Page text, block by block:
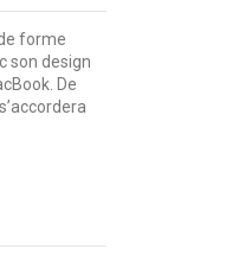
forme
son design
De